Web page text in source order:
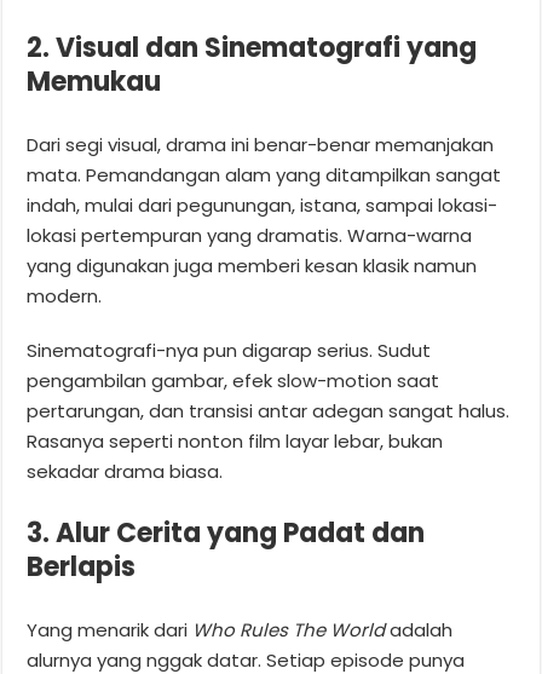
2. Visual dan Sinematografi yang
Memukau
Dari segi visual, drama ini benar-benar memanjakan
mata. Pemandangan alam yang ditampilkan sangat
indah, mulai dari pegunungan, istana, sampai lokasi-
lokasi pertempuran yang dramatis. Warna-warna
yang digunakan juga memberi kesan klasik namun
modern.
Sinematografi-nya pun digarap serius. Sudut
pengambilan gambar, efek slow-motion saat
pertarungan, dan transisi antar adegan sangat halus.
Rasanya seperti nonton film layar lebar, bukan
sekadar drama biasa.
3. Alur Cerita yang Padat dan
Berlapis
Yang menarik dari Who Rules The Worldadalah
alurnya yang nggak datar. Setiap episode punya